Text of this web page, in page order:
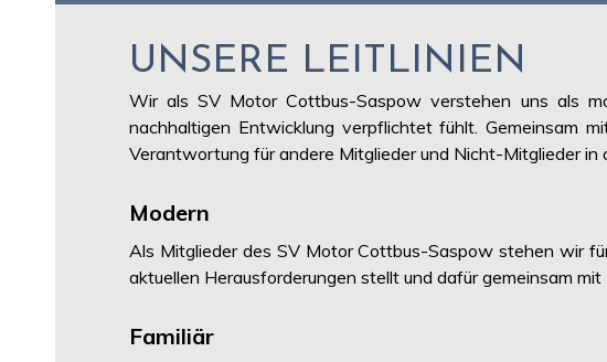
UNSERE LEITLINIEN
Wir als SV Motor Cottbus-Saspow verstehen uns als
nachhaltigen Entwicklung verpflichtet fühlt. Gemeinsam
Verantwortung für andere Mitglieder und Nicht-Mitglieder in
Modern
Als Mitglieder des SV Motor Cottbus-Saspow stehen wir
aktuellen Herausforderungen stellt und dafür gemeinsam
Familiär